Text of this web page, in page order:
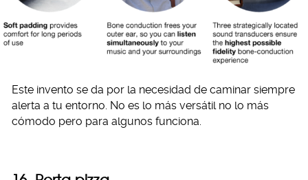
Este invento se da por la necesidad de caminar siempre
alerta a tu entorno. No es lo más versátil no lo más
cómodo pero para algunos funciona.